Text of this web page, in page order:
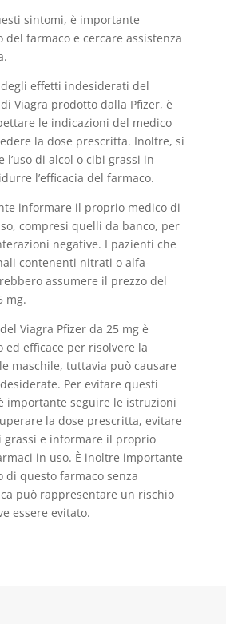
sintomi, è importante
del farmaco e cercare assistenza
effetti indesiderati del
Viagra prodotto dalla Pfizer, è
le indicazioni del medico
la dose prescritta. Inoltre, si
l’uso di alcol o cibi grassi in
l’efficacia del farmaco.
informare il proprio medico di
compresi quelli da banco, per
negative. I pazienti che
contenenti nitrati o alfa-
assumere il prezzo del
mg.
Viagra Pfizer da 25 mg è
ed efficace per risolvere la
maschile, tuttavia può causare
Per evitare questi
importante seguire le istruzioni
la dose prescritta, evitare
grassi e informare il proprio
in uso. È inoltre importante
di questo farmaco senza
può rappresentare un rischio
essere evitato.